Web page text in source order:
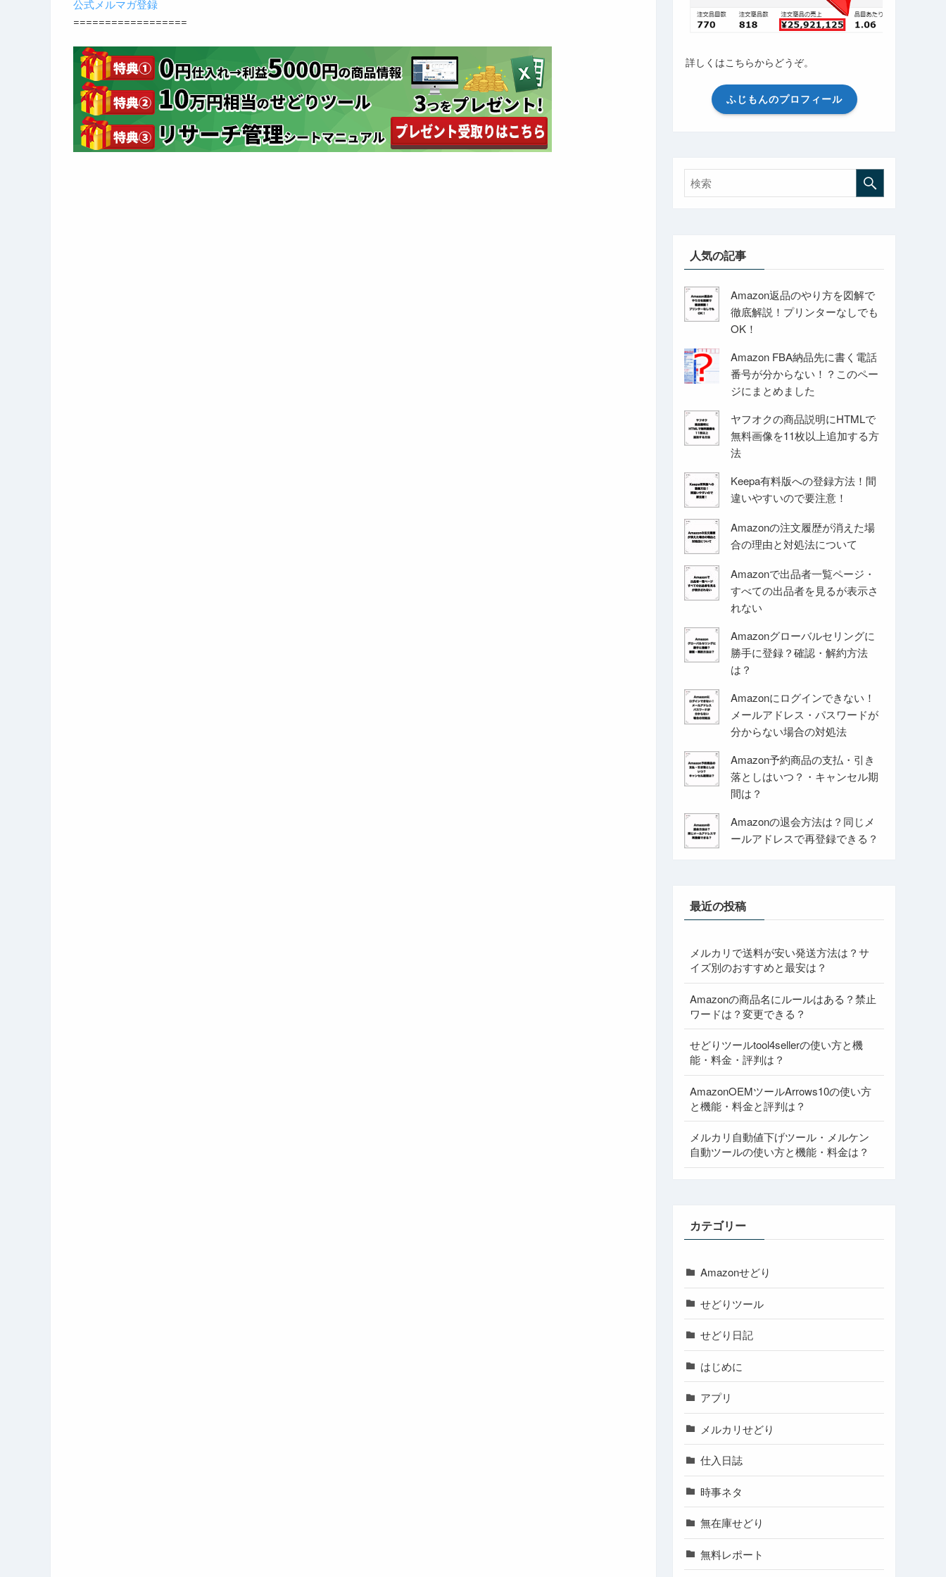
公式メルマガ登録
==================
詳しくはこちらからどうぞ。
ふじもんのプロフィール
人気の記事
Amazon返品のやり方を図解で
徹底解説！プリンターなしでも
OK！
Amazon FBA納品先に書く電話
番号が分からない！？このペー
ジにまとめました
ヤフオクの商品説明にHTMLで
無料画像を11枚以上追加する方
法
Keepa有料版への登録方法！間
違いやすいので要注意！
Amazonの注文履歴が消えた場
合の理由と対処法について
Amazonで出品者一覧ページ・
すべての出品者を見るが表示さ
れない
Amazonグローバルセリングに
勝手に登録？確認・解約方法
は？
Amazonにログインできない！
メールアドレス・パスワードが
分からない場合の対処法
Amazon予約商品の支払・引き
落としはいつ？・キャンセル期
間は？
Amazonの退会方法は？同じメ
ールアドレスで再登録できる？
最近の投稿
メルカリで送料が安い発送方法は？サ
イズ別のおすすめと最安は？
Amazonの商品名にルールはある？禁止
ワードは？変更できる？
せどりツールtool4sellerの使い方と機
能・料金・評判は？
AmazonOEMツールArrows10の使い方
と機能・料金と評判は？
メルカリ自動値下げツール・メルケン
自動ツールの使い方と機能・料金は？
カテゴリー
Amazonせどり
せどりツール
せどり日記
はじめに
アプリ
メルカリせどり
仕入日誌
時事ネタ
無在庫せどり
無料レポート